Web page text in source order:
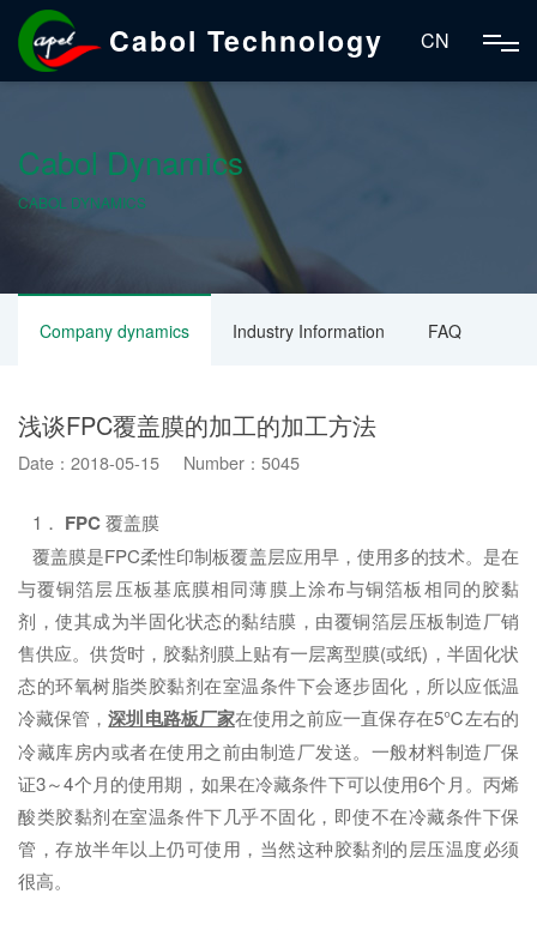
Cabol Technology CN
Cabol Dynamics
CABOL DYNAMICS
Company dynamics Industry Information FAQ
浅谈FPC覆盖膜的加工的加工方法
Date：2018-05-15 Number：5045
1． FPC覆盖膜
覆盖膜是FPC柔性印制板覆盖层应用早，使用多的技术。是在
与覆铜箔层压板基底膜相同薄膜上涂布与铜箔板相同的胶黏
剂，使其成为半固化状态的黏结膜，由覆铜箔层压板制造厂销
售供应。供货时，胶黏剂膜上贴有一层离型膜(或纸)，半固化状
态的环氧树脂类胶黏剂在室温条件下会逐步固化，所以应低温
冷藏保管，深圳电路板厂家在使用之前应一直保存在5℃左右的
冷藏库房内或者在使用之前由制造厂发送。一般材料制造厂保
证3～4个月的使用期，如果在冷藏条件下可以使用6个月。丙烯
酸类胶黏剂在室温条件下几乎不固化，即使不在冷藏条件下保
管，存放半年以上仍可使用，当然这种胶黏剂的层压温度必须
很高。